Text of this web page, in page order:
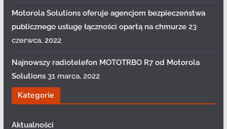
Motorola Solutions oferuje agencjom bezpieczeństwa
publicznego usługę łączności opartą na chmurze 23
czerwca, 2022
Najnowszy radiotelefon MOTOTRBO R7 od Motorola
Solutions 31 marca, 2022
Kategorie
Aktualności